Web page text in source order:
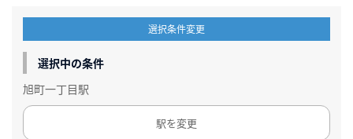
選択条件変更
選択中の条件
旭町一丁目駅
駅を変更